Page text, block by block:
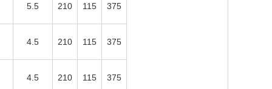
5.5 210 115 375
4.5 210 115 375
4.5 210 115 375